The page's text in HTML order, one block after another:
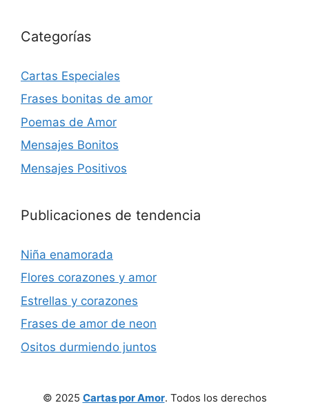
Categorías
Cartas Especiales
Frases bonitas de amor
Poemas de Amor
Mensajes Bonitos
Mensajes Positivos
Publicaciones de tendencia
Niña enamorada
Flores corazones y amor
Estrellas y corazones
Frases de amor de neon
Ositos durmiendo juntos
© 2025 Cartas por Amor. Todos los derechos